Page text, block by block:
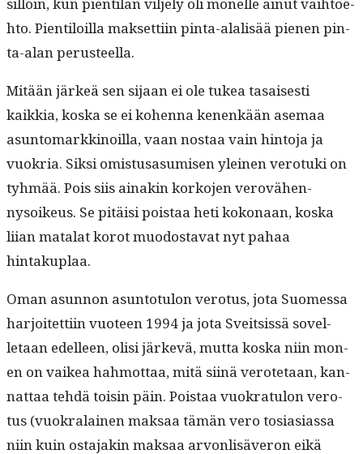
hto. Pien­tiloil­la mak­set­ti­in pin­ta-alal­isää pienen pin­
ta-alan perusteella.
Mitään järkeä sen sijaan ei ole tukea tasais­es­ti
kaikkia, kos­ka se ei kohen­na kenenkään ase­maa
asun­tomarkki­noil­la, vaan nos­taa vain hin­to­ja ja
vuokria. Sik­si omis­tusasumisen yleinen vero­tu­ki on
tyh­mää. Pois siis ainakin korko­jen verovähen­
nysoikeus. Se pitäisi pois­taa heti kokon­aan, kos­ka
liian mata­lat korot muo­dosta­vat nyt pahaa
hintakuplaa.
Oman asun­non asun­to­tu­lon vero­tus, jota Suomes­sa
har­joitet­ti­in vuo­teen 1994 ja jota Sveit­sis­sä sovel­
letaan edelleen, olisi järkevä, mut­ta kos­ka niin mon­
en on vaikea hah­mot­taa, mitä siinä verote­taan, kan­
nat­taa tehdä toisin päin. Pois­taa vuokrat­u­lon vero­
tus (vuokralainen mak­saa tämän vero tosi­asi­as­sa
niin kuin osta­jakin mak­saa arvon­lisäveron eikä